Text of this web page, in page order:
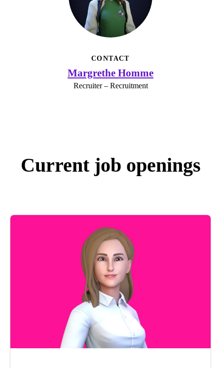
CONTACT
Margrethe Homme
Recruiter – Recruitment
Current job openings